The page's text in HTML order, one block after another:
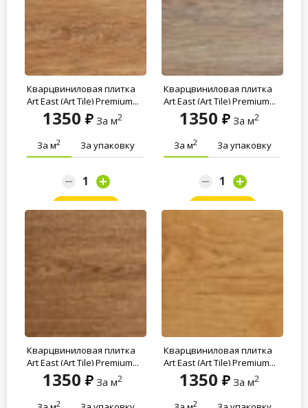
Кварцвиниловая плитка
Art East (Art Tile) Premium...
1350 За м2
За м2 За упаковку
Кварцвиниловая плитка
Art East (Art Tile) Premium...
1350 За м2
За м2 За упаковку
Кварцвиниловая плитка
Art East (Art Tile) Premium...
1350 За м2
2
Кварцвиниловая плитка
Art East (Art Tile) Premium...
1350 За м2
2